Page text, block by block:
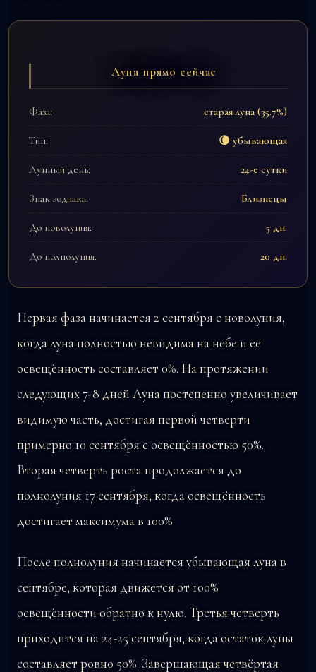
Луна прямо сейчас
Фаза: старая луна (35.7%)
Тип: 🌘 убывающая
Лунный день: 24-е сутки
Знак зодиака: Близнецы
До новолуния: 5 дн.
До полнолуния: 20 дн.
Первая фаза начинается 2 сентября с новолуния,
когда луна полностью невидима на небе и её
освещённость составляет 0%. На протяжении
следующих 7-8 дней Луна постепенно увеличивает
видимую часть, достигая первой четверти
примерно 10 сентября с освещённостью 50%.
Вторая четверть роста продолжается до
полнолуния 17 сентября, когда освещённость
достигает максимума в 100%.
После полнолуния начинается убывающая луна в
сентябре, которая движется от 100%
освещённости обратно к нулю. Третья четверть
приходится на 24-25 сентября, когда остаток луны
составляет ровно 50%. Завершающая четвёртая